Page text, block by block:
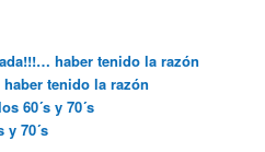
haber tenido la razón
haber tenido la razón
60´s y 70´s
y 70´s